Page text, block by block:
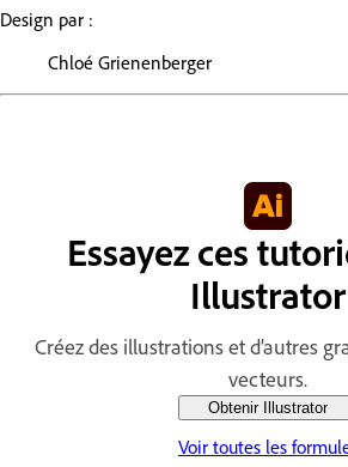
Design par :
Chloé Grienenberger
Essayez ces
Illustrator
Créez des illustrations et d’autres
vecteurs.
Obtenir Illustrator
Voir toutes les